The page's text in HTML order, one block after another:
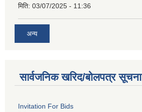
मिति: 03/07/2025 - 11:36
अन्य
सार्वजनिक खरिद/बोलपत्र सूचना
Invitation For Bids